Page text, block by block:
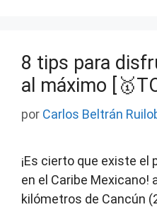
8 tips para
al máximo
por Carlos Beltrán
¡Es cierto que existe el
en el Caribe
kilómetros de Cancún